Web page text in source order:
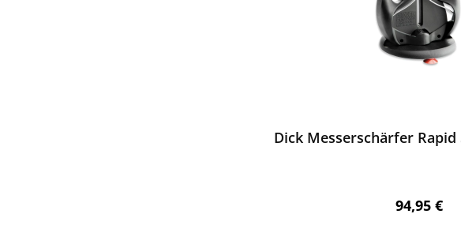
Dick Messerschärfer Rapid
Regulärer
94,95 €